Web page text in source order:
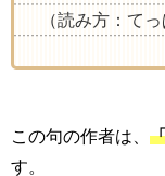
（読み方：て
この句の作者は、
す。